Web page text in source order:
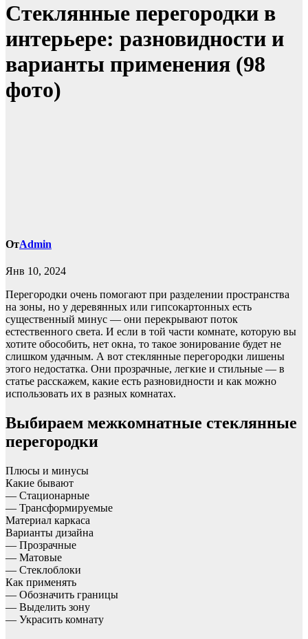
Стеклянные перегородки в
интерьере: разновидности и
варианты применения (98
фото)
ОтAdmin
Янв 10, 2024
Перегородки очень помогают при разделении пространства
на зоны, но у деревянных или гипсокартонных есть
существенный минус — они перекрывают поток
естественного света. И если в той части комнате, которую вы
хотите обособить, нет окна, то такое зонирование будет не
слишком удачным. А вот стеклянные перегородки лишены
этого недостатка. Они прозрачные, легкие и стильные — в
статье расскажем, какие есть разновидности и как можно
использовать их в разных комнатах.
Выбираем межкомнатные стеклянные
перегородки
Плюсы и минусы
Какие бывают
— Стационарные
— Трансформируемые
Материал каркаса
Варианты дизайна
— Прозрачные
— Матовые
— Стеклоблоки
Как применять
— Обозначить границы
— Выделить зону
— Украсить комнату